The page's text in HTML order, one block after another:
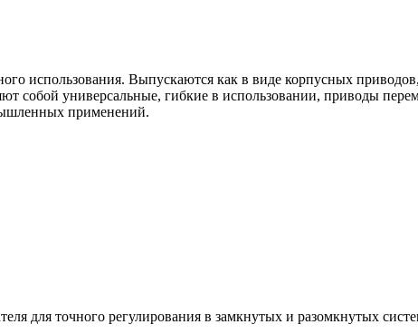
использования. Выпускаются как в виде корпусных
собой универсальные, гибкие в использовании, приводы
применений.
для точного регулирования в замкнутых и разомкнутых